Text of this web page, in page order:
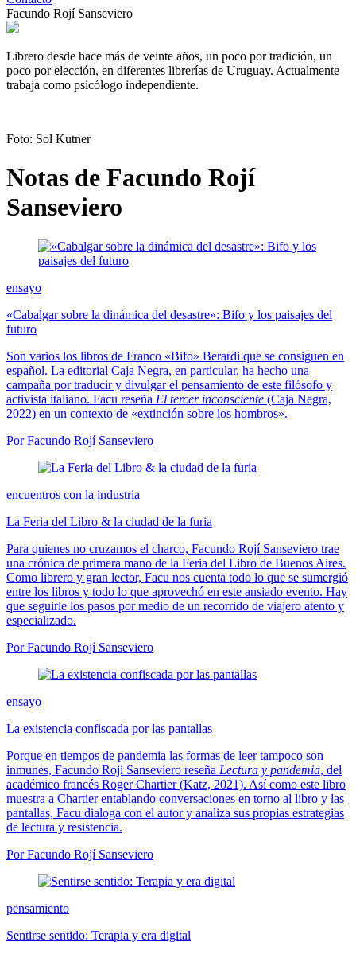
Facundo Rojí Sanseviero
Librero desde hace más de veinte años, un poco por tradición, un
poco por elección, en diferentes librerías de Uruguay. Actualmente
trabaja como psicólogo independiente.
Foto: Sol Kutner
Notas de Facundo Rojí
Sanseviero
ensayo
«Cabalgar sobre la dinámica del desastre»: Bifo y los paisajes del
futuro
Son varios los libros de Franco «Bifo» Berardi que se consiguen en
español. La editorial Caja Negra, en particular, ha hecho una
campaña por traducir y divulgar el pensamiento de este filósofo y
activista italiano. Facu reseña El tercer inconsciente (Caja Negra,
2022) en un contexto de «extinción sobre los hombros».
Por Facundo Rojí Sanseviero
encuentros con la industria
La Feria del Libro & la ciudad de la furia
Para quienes no cruzamos el charco, Facundo Rojí Sanseviero trae
una crónica de primera mano de la Feria del Libro de Buenos Aires.
Como librero y gran lector, Facu nos cuenta todo lo que se sumergió
entre los libros y todo lo que aprovechó en este ansiado evento. Hay
que seguirle los pasos por medio de un recorrido de viajero atento y
especializado.
Por Facundo Rojí Sanseviero
ensayo
La existencia confiscada por las pantallas
Porque en tiempos de pandemia las formas de leer tampoco son
inmunes, Facundo Rojí Sanseviero reseña Lectura y pandemia, del
académico francés Roger Chartier (Katz, 2021). Así como este libro
muestra a Chartier entablando conversaciones en torno al libro y las
pantallas, Facu dialoga con el autor y analiza sus propias estrategias
de lectura y resistencia.
Por Facundo Rojí Sanseviero
pensamiento
Sentirse sentido: Terapia y era digital